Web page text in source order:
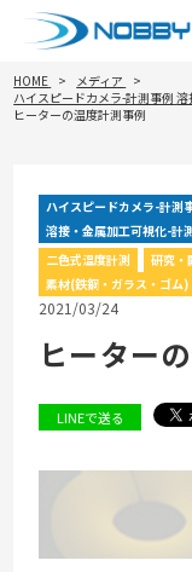
HOME
メディア
ハイスピードカメラ-計測事例 溶
ヒーターの温度計測事例
ハイスピードカメラ-計測
溶接・金属加工可視化-計
二色式温度計測
研究・
素材(鉄鋼・ガラス・ゴム)
2021/03/24
ヒーター
LINEで送る